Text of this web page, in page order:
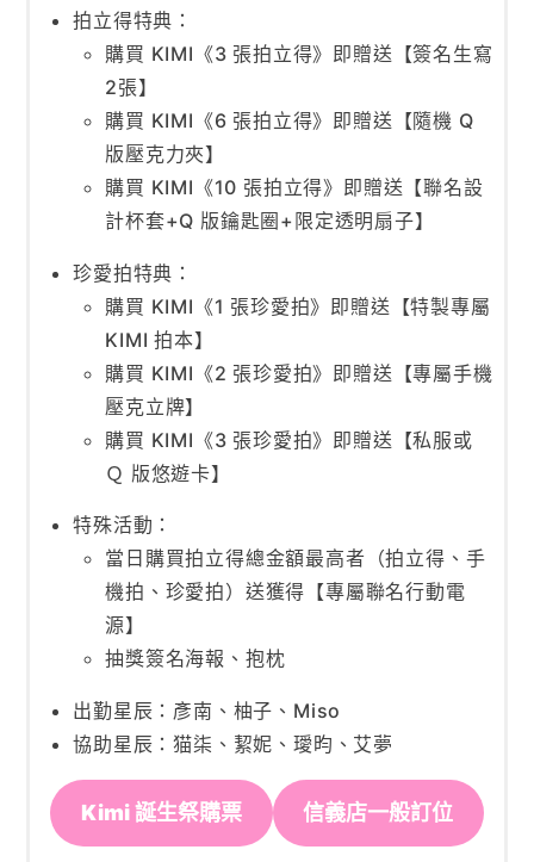
拍立得特典：
購買 KIMI《3 張拍立得》即贈送【簽名生寫
2張】
購買 KIMI《6 張拍立得》即贈送【隨機 Q
版壓克力夾】
購買 KIMI《10 張拍立得》即贈送【聯名設
計杯套+Q 版鑰匙圈+限定透明扇子】
珍愛拍特典：
購買 KIMI《1 張珍愛拍》即贈送【特製專屬
KIMI 拍本】
購買 KIMI《2 張珍愛拍》即贈送【專屬手機
壓克立牌】
購買 KIMI《3 張珍愛拍》即贈送【私服或
Ｑ 版悠遊卡】
特殊活動：
當日購買拍立得總金額最高者（拍立得、手
機拍、珍愛拍）送獲得【專屬聯名行動電
源】
抽獎簽名海報、抱枕
出勤星辰：彥南、柚子、Miso
協助星辰：猫柒、絜妮、璦昀、艾夢
Kimi 誕生祭購票 信義店一般訂位